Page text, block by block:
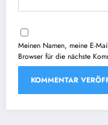
Meinen Namen, meine E-
Browser für die nächste